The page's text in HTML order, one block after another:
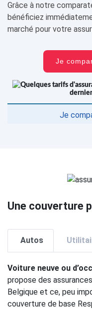
Grâce à notre
bénéficiez
marché pour votre
Je
Je
Une couverture
Autos
Voiture neuve ou
propose des
Belgique et ce, peu
couverture de base